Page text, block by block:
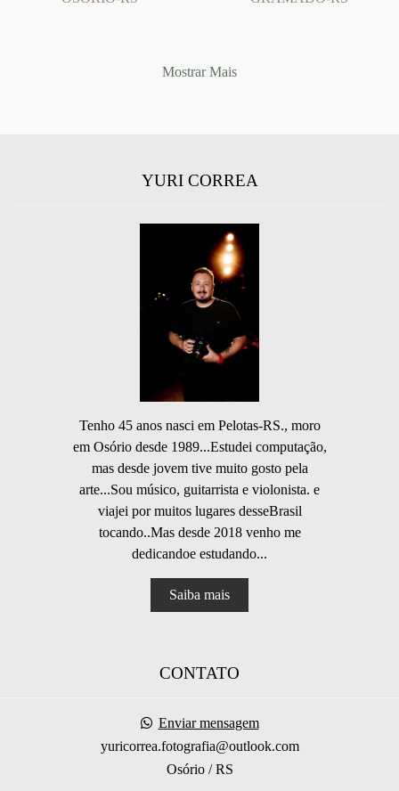
Mostrar Mais
YURI CORREA
Tenho 45 anos nasci em Pelotas-RS., moro
em Osório desde 1989...Estudei computação,
mas desde jovem tive muito gosto pela
arte...Sou músico, guitarrista e violonista. e
viajei por muitos lugares desseBrasil
tocando..Mas desde 2018 venho me
dedicandoe estudando...
Saiba mais
CONTATO
Enviar mensagem
yuricorrea.fotografia@outlook.com
Osório / RS